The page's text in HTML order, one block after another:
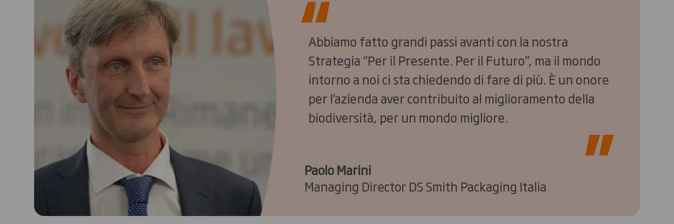
Abbiamo fatto grandi passi avanti con la nostra
Strategia “Per il Presente. Per il Futuro”, ma il mondo
intorno a noi ci sta chiedendo di fare di più. È un onore
per l’azienda aver contribuito al miglioramento della
biodiversità, per un mondo migliore.
Paolo Marini
Managing Director DS Smith Packaging Italia